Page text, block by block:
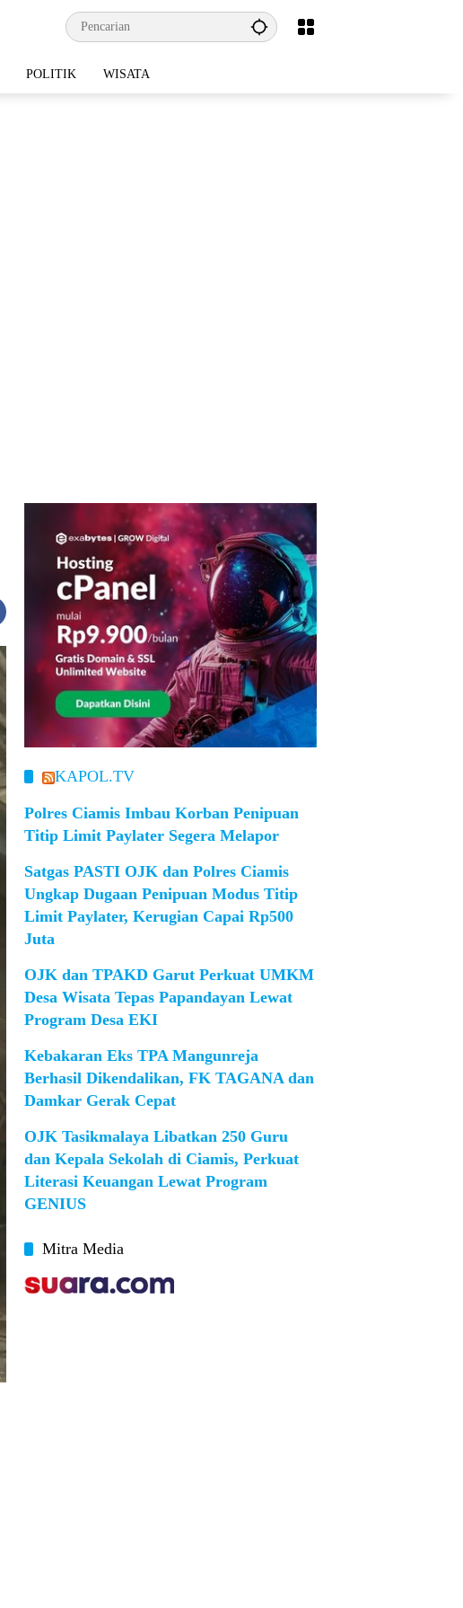
POLITIK WISATA
KAPOL.TV
Polres Ciamis Imbau Korban Penipuan
Titip Limit Paylater Segera Melapor
Satgas PASTI OJK dan Polres Ciamis
Ungkap Dugaan Penipuan Modus Titip
Limit Paylater, Kerugian Capai Rp500
Juta
OJK dan TPAKD Garut Perkuat UMKM
Desa Wisata Tepas Papandayan Lewat
Program Desa EKI
Kebakaran Eks TPA Mangunreja
Berhasil Dikendalikan, FK TAGANA dan
Damkar Gerak Cepat
OJK Tasikmalaya Libatkan 250 Guru
dan Kepala Sekolah di Ciamis, Perkuat
Literasi Keuangan Lewat Program
GENIUS
Mitra Media